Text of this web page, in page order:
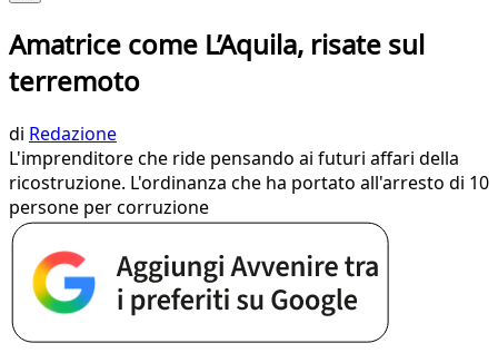
Amatrice come L’Aquila, risate sul
terremoto
di Redazione
L'imprenditore che ride pensando ai futuri affari della
ricostruzione. L'ordinanza che ha portato all'arresto di 10
persone per corruzione